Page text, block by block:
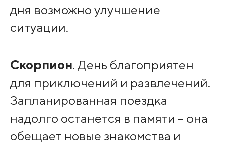
дня возможно улучшение
ситуации.
Скорпион. День благоприятен
для приключений и развлечений.
Запланированная поездка
надолго останется в памяти – она
обещает новые знакомства и